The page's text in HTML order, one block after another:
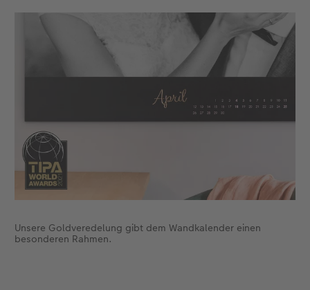
Unsere Goldveredelung gibt dem Wandkalender einen
besonderen Rahmen.